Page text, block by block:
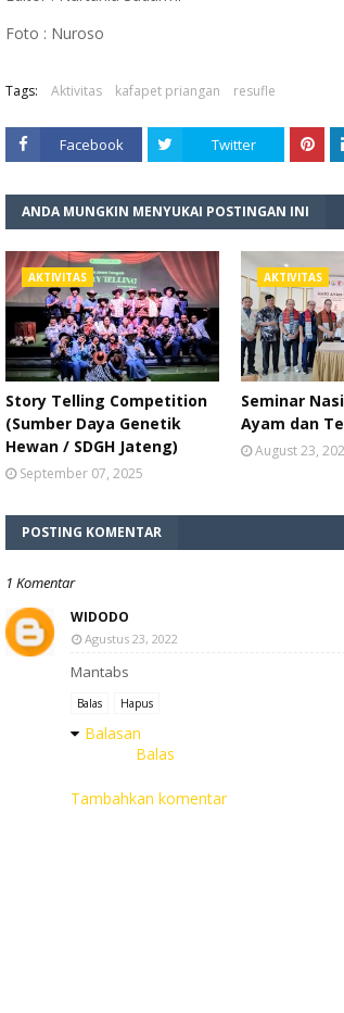
Foto : Nuroso
Tags: Aktivitas kafapet priangan resufle
Facebook Twitter
ANDA MUNGKIN MENYUKAI POSTINGAN INI
AKTIVITAS
Story Telling Competition
(Sumber Daya Genetik
Hewan / SDGH Jateng)
September 07, 2025
AKTIVITAS
Seminar
Ayam dan
August 23,
POSTING KOMENTAR
1 Komentar
WIDODO
Agustus 23, 2022
Mantabs
Balas Hapus
Balasan
Balas
Tambahkan komentar